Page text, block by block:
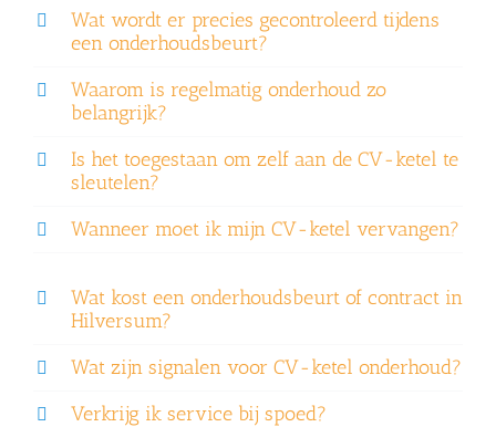
Wat wordt er precies gecontroleerd tijdens
een onderhoudsbeurt?
Waarom is regelmatig onderhoud zo
belangrijk?
Is het toegestaan om zelf aan de CV-ketel te
sleutelen?
Wanneer moet ik mijn CV-ketel vervangen?
Wat kost een onderhoudsbeurt of contract in
Hilversum?
Wat zijn signalen voor CV-ketel onderhoud?
Verkrijg ik service bij spoed?